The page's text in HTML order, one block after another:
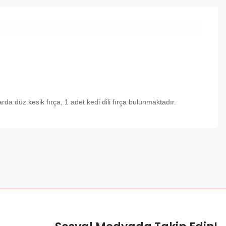
düz kesik fırça, 1 adet kedi dili fırça bulunmaktadır.